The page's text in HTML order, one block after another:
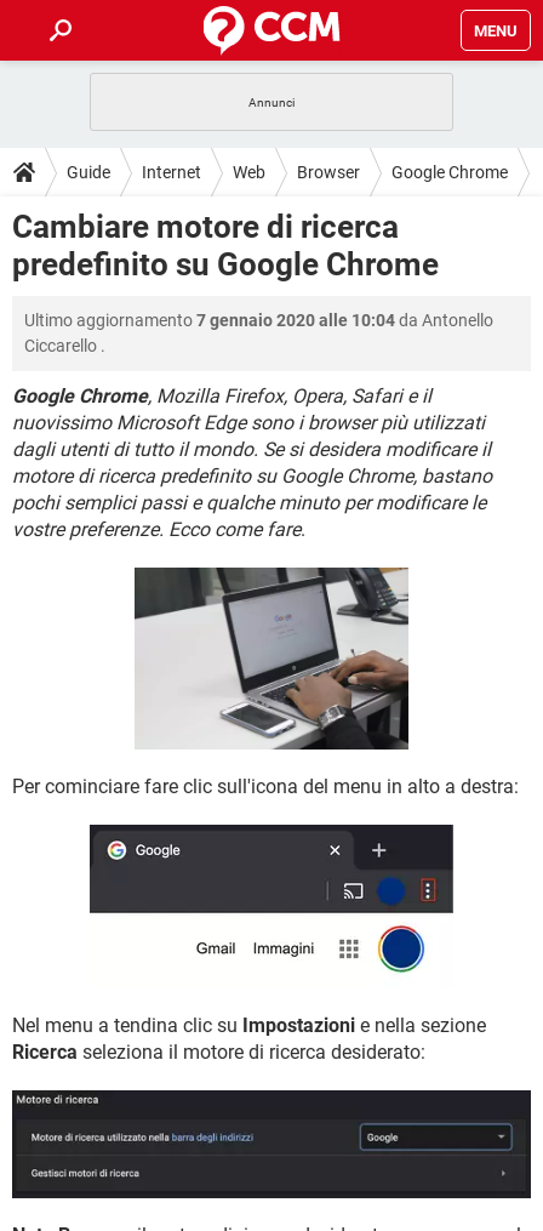
MENU
INTRATTENIMENTO ANDROID
iOS WINDOWS 10
INSTAGRAM WHATSAPP
HARDWARE
GUIDE
COVID-19
INTRATTENIMENTO ANDROID
WINDOWS 10
INSTAGRAM WHATSAPP
HARDWARE
DOWNLOAD
COVID-19 GAMING
iOS
INSTAGRAM WHATSAPP
TIKTOK FACEBOOK
HARDWARE
FORUM
COVID-19 GAMING
iOS WINDOWS 10
INSTAGRAM WHATSAPP
TIKTOK FACEBOOK
HARDWARE
GLOSSARIO
COVID-19 GAMING
INTRATTENIMENTO ANDROID
iOS WINDOWS 10
INSTAGRAM WHATSAPP
Guide Internet Web Browser Google Chrome
Cambiare motore di ricerca
predefinito su Google Chrome
Ultimo aggiornamento7 gennaio 2020 alle 10:04da Antonello
Ciccarello .
Google Chrome, Mozilla Firefox, Opera, Safari e il
nuovissimo Microsoft Edge sono i browser più utilizzati
dagli utenti di tutto il mondo. Se si desidera modificare il
motore di ricerca predefinito su Google Chrome, bastano
pochi semplici passi e qualche minuto per modificare le
vostre preferenze. Ecco come fare.
Per cominciare fare clic sull'icona del menu in alto a destra:
Nel menu a tendina clic su Impostazioni e nella sezione
Ricerca seleziona il motore di ricerca desiderato: